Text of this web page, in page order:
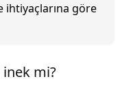
ihtiyaçlarına göre
mi?